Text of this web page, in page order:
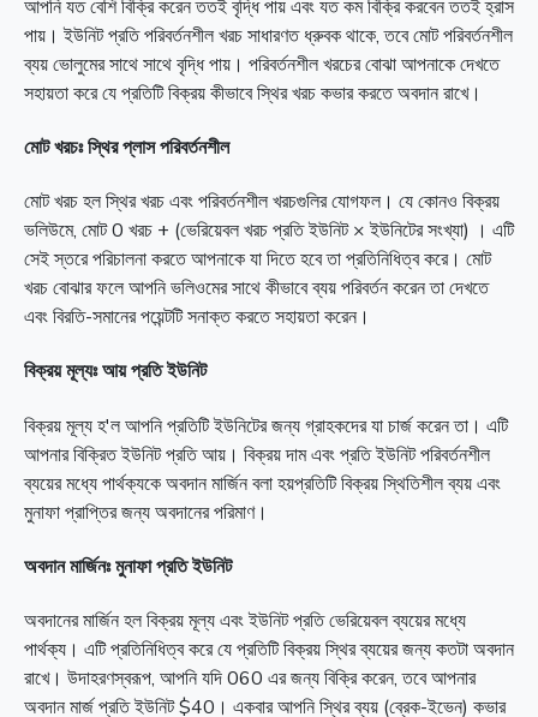
আপনি যত বেশি বিক্রি করেন ততই বৃদ্ধি পায় এবং যত কম বিক্রি করবেন ততই হ্রাস
পায়। ইউনিট প্রতি পরিবর্তনশীল খরচ সাধারণত ধ্রুবক থাকে, তবে মোট পরিবর্তনশীল
ব্যয় ভোলুমের সাথে সাথে বৃদ্ধি পায়। পরিবর্তনশীল খরচের বোঝা আপনাকে দেখতে
সহায়তা করে যে প্রতিটি বিক্রয় কীভাবে স্থির খরচ কভার করতে অবদান রাখে।
মোট খরচঃ স্থির প্লাস পরিবর্তনশীল
মোট খরচ হল স্থির খরচ এবং পরিবর্তনশীল খরচগুলির যোগফল। যে কোনও বিক্রয়
ভলিউমে, মোট 0 খরচ + (ভেরিয়েবল খরচ প্রতি ইউনিট × ইউনিটের সংখ্যা) । এটি
সেই স্তরে পরিচালনা করতে আপনাকে যা দিতে হবে তা প্রতিনিধিত্ব করে। মোট
খরচ বোঝার ফলে আপনি ভলিওমের সাথে কীভাবে ব্যয় পরিবর্তন করেন তা দেখতে
এবং বিরতি-সমানের পয়েন্টটি সনাক্ত করতে সহায়তা করেন।
বিক্রয় মূল্যঃ আয় প্রতি ইউনিট
বিক্রয় মূল্য হ'ল আপনি প্রতিটি ইউনিটের জন্য গ্রাহকদের যা চার্জ করেন তা। এটি
আপনার বিক্রিত ইউনিট প্রতি আয়। বিক্রয় দাম এবং প্রতি ইউনিট পরিবর্তনশীল
ব্যয়ের মধ্যে পার্থক্যকে অবদান মার্জিন বলা হয়প্রতিটি বিক্রয় স্থিতিশীল ব্যয় এবং
মুনাফা প্রাপ্তির জন্য অবদানের পরিমাণ।
অবদান মার্জিনঃ মুনাফা প্রতি ইউনিট
অবদানের মার্জিন হল বিক্রয় মূল্য এবং ইউনিট প্রতি ভেরিয়েবল ব্যয়ের মধ্যে
পার্থক্য। এটি প্রতিনিধিত্ব করে যে প্রতিটি বিক্রয় স্থির ব্যয়ের জন্য কতটা অবদান
রাখে। উদাহরণস্বরূপ, আপনি যদি 060 এর জন্য বিক্রি করেন, তবে আপনার
অবদান মার্জ প্রতি ইউনিট $40। একবার আপনি স্থির ব্যয় (ব্রেক-ইভেন) কভার